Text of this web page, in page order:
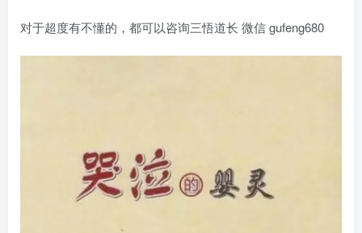
对于超度有不懂的，都可以咨询三悟道长 微信 gufeng680